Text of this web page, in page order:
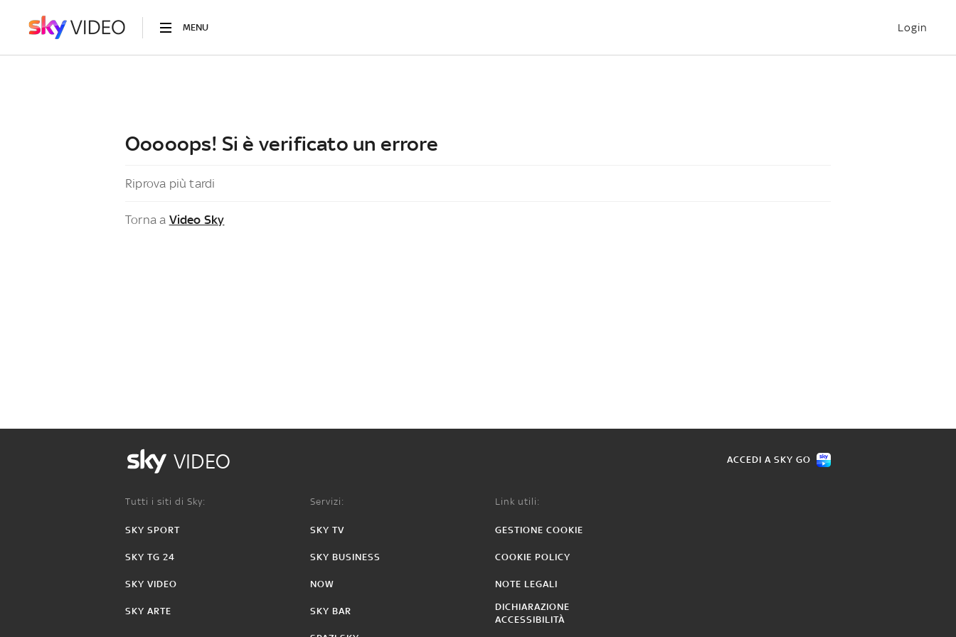
MENU Login
Ooooops! Si è verificato un errore
Riprova più tardi
Torna a Video Sky
VIDEO ACCEDI A SKY GO
Tutti i siti di Sky:
SKY SPORT
SKY TG 24
SKY VIDEO
SKY ARTE
Servizi:
SKY TV
SKY BUSINESS
NOW
SKY BAR
Link utili:
GESTIONE COOKIE
COOKIE POLICY
NOTE LEGALI
DICHIARAZIONE
ACCESSIBILITÀ